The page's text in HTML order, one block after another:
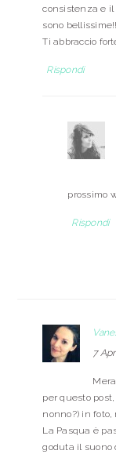
consistenza e il
sono
Ti abbraccio
Rispondi
prossimo
Rispondi
7
per questo
nonno?) in
La Pasqua è
goduta il suono